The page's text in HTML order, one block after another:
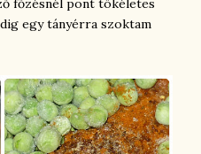
főzésnél pont tökéletes
egy tányérra szoktam